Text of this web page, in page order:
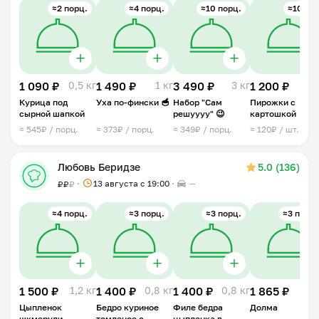
≈2 порц.
1 090 ₽ 0,5 кг
Курица под
сырной шапкой
≈ 545₽ / порц.
≈4 порц.
1 490 ₽ 1 кг
Уха по-фински 🥣
≈ 373₽ / порц.
≈10 порц.
3 490 ₽ 3 кг
Набор "Сам
решуууу" 😉
≈ 349₽ / порц.
≈10 шт.
1 200 ₽
Пирожки с
картошкой
≈ 120₽ / шт.
Любовь Беридзе 5.0 (136)
₽₽₽ 13 августа с 19:00 —
≈4 порц.
1 500 ₽ 1,2 кг
Цыпленок
≈3 порц.
1 400 ₽ 0,8 кг
Бедро куриное
≈3 порц.
1 400 ₽ 0,8 кг
Филе бедра
≈3 порц.
1 865 ₽
Долма